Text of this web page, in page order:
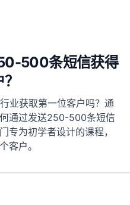
500条短信获得
业获取第一位客户吗？通
通过发送250-500条短信
专为初学者设计的课程，
客户。